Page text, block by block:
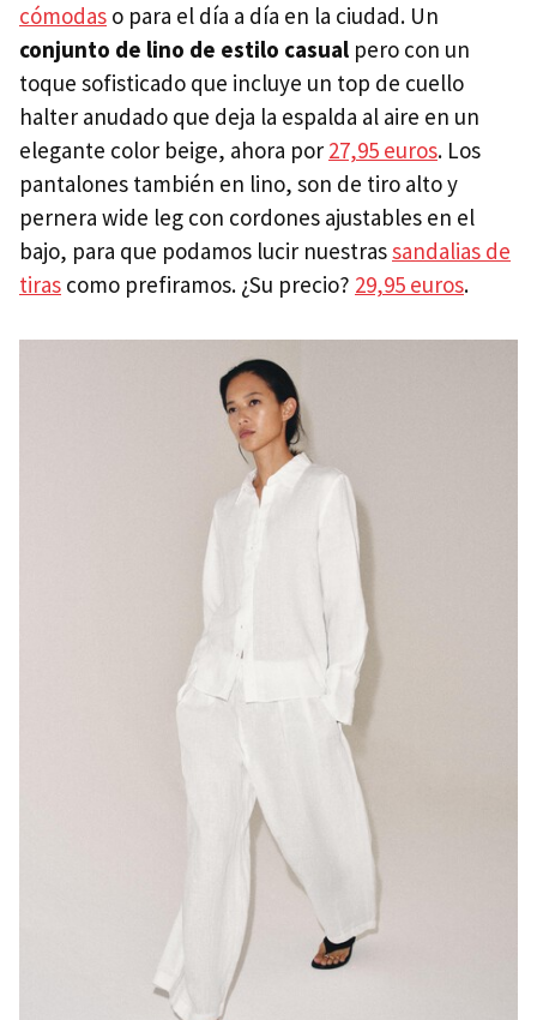
cómodas o para el día a día en la ciudad. Un
conjunto de lino de estilo casual pero con un
toque sofisticado que incluye un top de cuello
halter anudado que deja la espalda al aire en un
elegante color beige, ahora por 27,95 euros. Los
pantalones también en lino, son de tiro alto y
pernera wide leg con cordones ajustables en el
bajo, para que podamos lucir nuestrassandalias de
tiras como prefiramos. ¿Su precio? 29,95 euros.